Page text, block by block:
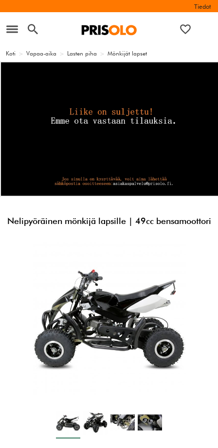
Tiedot
Koti > Vapaa-aika > Lasten piha > Mönkijät lapset
Nelipyöräinen mönkijä lapsille | 49cc bensamoottori